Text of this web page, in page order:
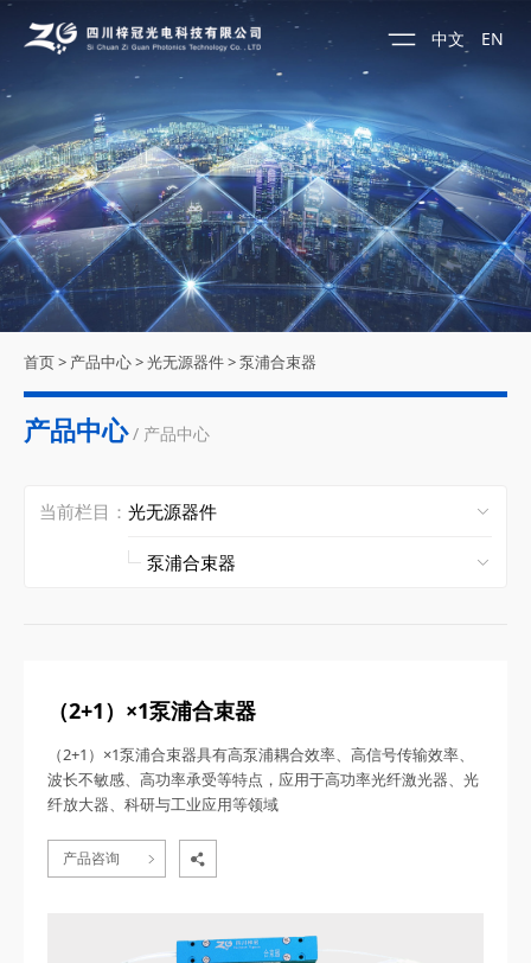
中文 EN
首页> 产品中心>光无源器件>泵浦合束器
产品中心 / 产品中心
当前栏目：
（2+1）×1泵浦合束器
（2+1）×1泵浦合束器具有高泵浦耦合效率、高信号传输效率、
波长不敏感、高功率承受等特点，应用于高功率光纤激光器、光
纤放大器、科研与工业应用等领域
产品咨询